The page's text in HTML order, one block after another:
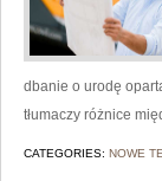
dbanie o urodę
tłumaczy różnice
CATEGORIES: NOWE